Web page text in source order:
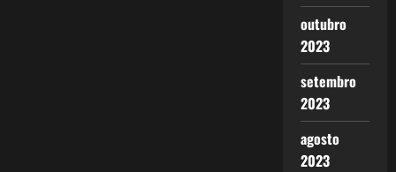
outubro
2023
setembro
2023
agosto
2023